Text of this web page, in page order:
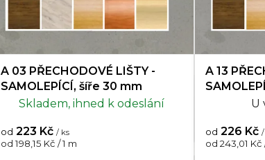
Korek 1
Mahagon 4
Merbau 4
A 03 PŘECHODOVÉ LIŠTY -
SAMOLEPÍCÍ, šíře 30 mm
Skladem, ihned k odeslání
od 223 Kč / ks
Měrná
od 198,15 Kč / 1 m
A 13
U
od 226 Kč
Měrná
od 243,01 Kč